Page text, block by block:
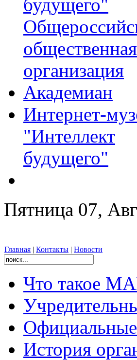
будущего"
общественная
организация
Академиан
Интернет-
"Интеллект
будущего"
Пятница 07,
Главная | Контакты | Новости
Что такое
Официальные
История